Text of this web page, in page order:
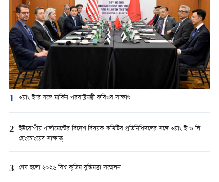
1 ওয়াং ই’র সঙ্গে মার্কিন পররাষ্ট্রমন্ত্রী রুবিওর সাক্ষাৎ
2 ইউরোপীয় পার্লামেন্টের বিদেশ বিষয়ক কমিটির প্রতিনিধিদলের সঙ্গে ওয়াং ই ও লি
হোংচোংয়ের সাক্ষাত্
3 শেষ হলো ২০২৬ বিশ্ব কৃত্রিম বুদ্ধিমত্তা সম্মেলন